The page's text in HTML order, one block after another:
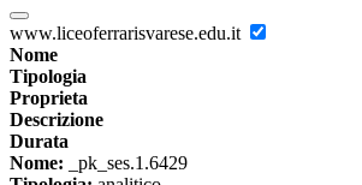
www.liceoferrarisvarese.edu.it
Nome
Tipologia
Proprieta
Descrizione
Durata
Nome: _pk_ses.1.6429